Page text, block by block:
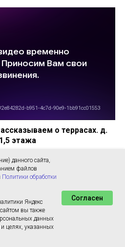
о террасах. д.
этажа
данного сайта,
файлов
Политики обработки
Яндекс
вы также
данных
целях, указанных
Согласен